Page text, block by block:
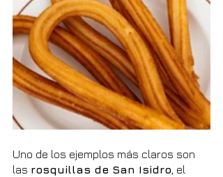
Uno de los ejemplos más claros son
las rosquillas de San Isidro , el